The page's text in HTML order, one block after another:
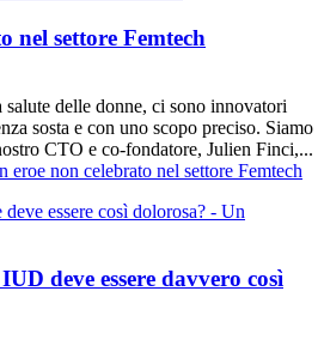
nel settore Femtech
delle donne, ci sono innovatori
sosta e con uno scopo preciso. Siamo
CTO e co-fondatore, Julien Finci,...
eroe non celebrato nel settore Femtech
deve essere davvero così